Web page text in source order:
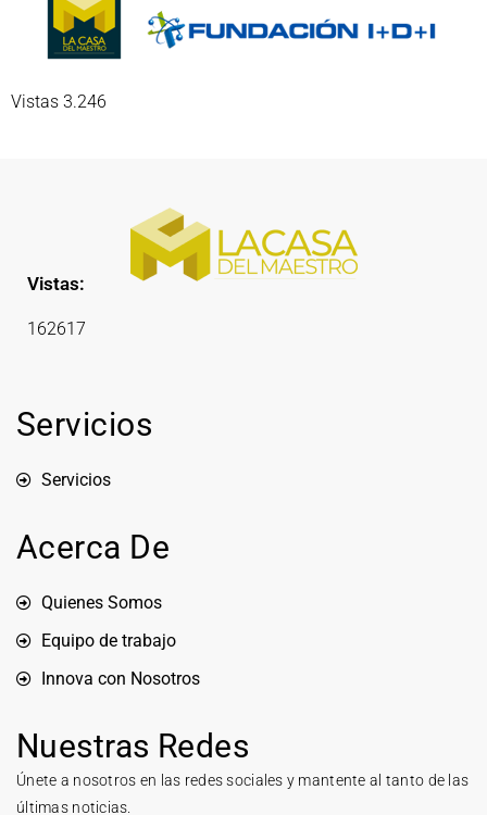
Vistas 3.246
Vistas:
162617
Servicios
Servicios
Acerca De
Quienes Somos
Equipo de trabajo
Innova con Nosotros
Nuestras Redes
Únete a nosotros en las redes sociales y mantente al tanto de las
últimas noticias.